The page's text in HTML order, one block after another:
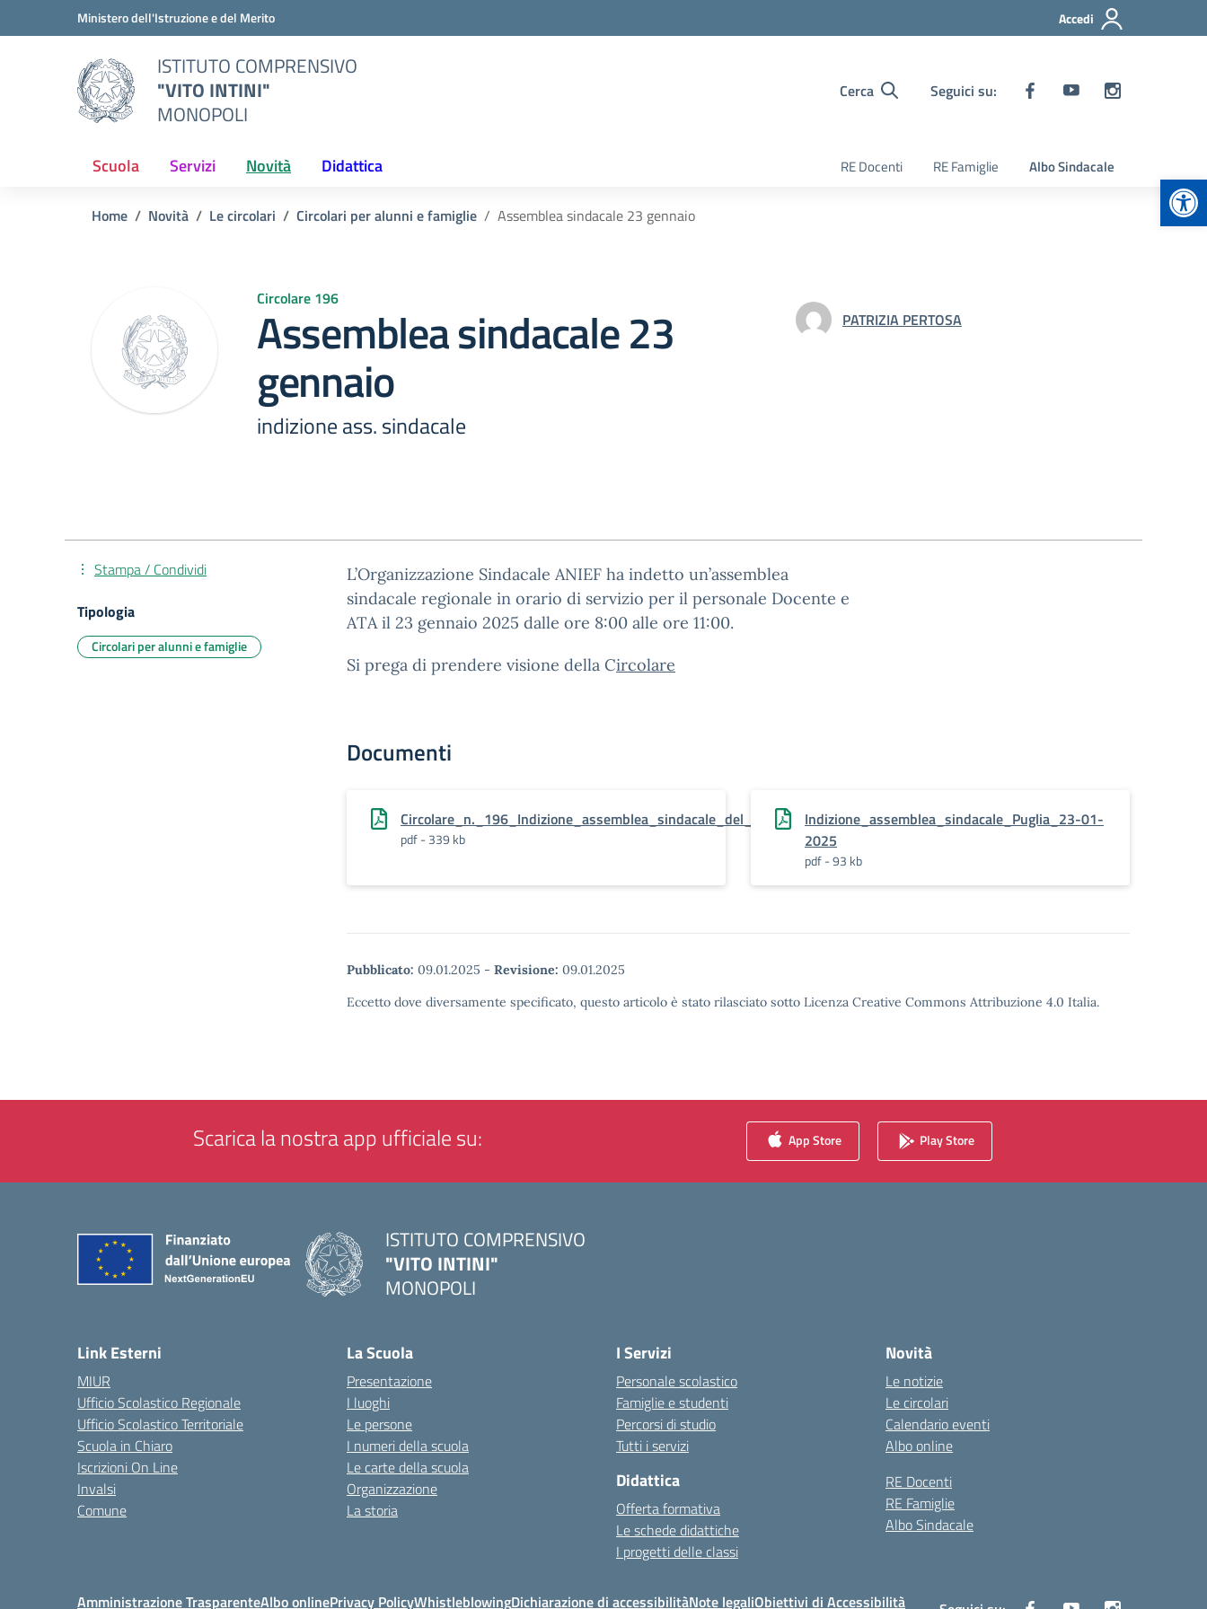
Vai ai contenuti
Vai al menu di navigazioneMinistero dell'Istruzione e del Merito Accedi
ISTITUTO COMPRENSIVO
"VITO INTINI"
MONOPOLI
Cerca Seguici su:
Scuola Servizi Novità Didattica RE Docenti RE Famiglie Albo Sindacale
Home Novità Le circolari Circolari per alunni e famiglie Assemblea sindacale 23 gennaio
Circolare 196
Assemblea sindacale 23
gennaio
indizione ass. sindacale
PATRIZIA PERTOSA
L’Organizzazione Sindacale ANIEF ha indetto un’assemblea
sindacale regionale in orario di servizio per il personale Docente e
ATA il 23 gennaio 2025 dalle ore 8:00 alle ore 11:00.
Si prega di prendere visione della Circolare
Documenti
Circolare_n._196_Indizione_assemblea_sindacale_del_personale_DOCENTE_e_ATA_.pdf.pades
pdf - 339 kb
Indizione_assemblea_sindacale_Puglia_23-01-
2025
pdf - 93 kb
Pubblicato: 09.01.2025 - Revisione: 09.01.2025
Eccetto dove diversamente specificato, questo articolo è stato rilasciato sotto Licenza Creative Commons Attribuzione 4.0 Italia.
Stampa / Condividi
Tipologia
Circolari per alunni e famiglie
Scarica la nostra app ufficiale su: App Store Play Store
ISTITUTO COMPRENSIVO
"VITO INTINI"
MONOPOLI
Link Esterni
MIUR
Ufficio Scolastico Regionale
Ufficio Scolastico Territoriale
Scuola in Chiaro
Iscrizioni On Line
Invalsi
Comune
La Scuola
Presentazione
I luoghi
Le persone
I numeri della scuola
Le carte della scuola
Organizzazione
La storia
I Servizi
Personale scolastico
Famiglie e studenti
Percorsi di studio
Tutti i servizi
Didattica
Offerta formativa
Le schede didattiche
I progetti delle classi
Novità
Le notizie
Le circolari
Calendario eventi
Albo online
RE Docenti
RE Famiglie
Albo Sindacale
Amministrazione TrasparenteAlbo onlinePrivacy PolicyWhistleblowingDichiarazione di accessibilitàNote legaliObiettivi di Accessibilità